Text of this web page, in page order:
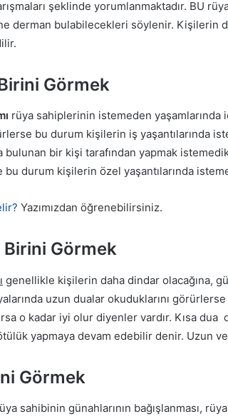
şeklinde yorumlanmaktadır. BU
derman bulabilecekleri söylenir. Kişilerin
Görmek
rüya sahiplerinin istemeden yaşamlarında
bu durum kişilerin iş yaşantılarında
bir kişi tarafından yapmak
durum kişilerin özel yaşantılarında
Yazımızdan öğrenebilirsiniz.
Görmek
genellikle kişilerin daha dindar olacağına,
uzun dualar okuduklarını
o kadar iyi olur diyenler vardır. Kısa
yapmaya devam edebilir denir. Uzun
Görmek
sahibinin günahlarının bağışlanması,